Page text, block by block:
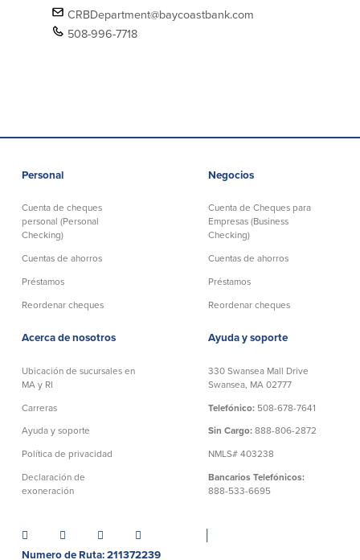
CRBDepartment@baycoastbank.com
508-996-7718
Personal
Cuenta de cheques
personal (Personal
Checking)
Cuentas de ahorros
Préstamos
Reordenar cheques
Negocios
Cuenta de Cheques para
Empresas (Business
Checking)
Cuentas de ahorros
Préstamos
Reordenar cheques
Acerca de nosotros
Ubicación de sucursales en
MA y RI
Carreras
Ayuda y soporte
Política de privacidad
Declaración de
exoneración
Ayuda y soporte
330 Swansea Mall Drive
Swansea, MA 02777
Telefónico: 508-678-7641
Sin Cargo: 888-806-2872
NMLS# 403238
Bancarios Telefónicos:
888-533-6695
Numero de Ruta: 211372239